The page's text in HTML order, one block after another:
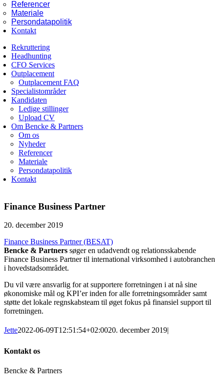
Referencer
Materiale
Persondatapolitik
Kontakt
Rekruttering
Headhunting
CFO Services
Outplacement
Outplacement FAQ
Specialistområder
Kandidaten
Ledige stillinger
Upload CV
Om Bencke & Partners
Om os
Nyheder
Referencer
Materiale
Persondatapolitik
Kontakt
Finance Business Partner
20. december 2019
Finance Business Partner (BESAT)
Bencke & Partners søger en udadvendt og relationsskabende
Finance Business Partner til international virksomhed i autobranchen
i hovedstadsområdet.
Du vil være ansvarlig for at supportere forretningen i at nå sine
økonomiske mål og KPI’er inden for alle forretningsområder samt
støtte det lokale regnskabsteam til øget fokus på finansiel support til
forretningen.
Jette2022-06-09T12:51:54+02:0020. december 2019|
Kontakt os
Bencke & Partners